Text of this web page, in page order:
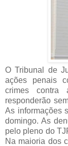
O Tribunal de
ações penais
crimes contra
responderão
As informações
domingo. As
pelo pleno do
Na maioria dos